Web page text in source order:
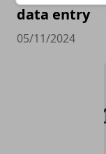
data entry
05/11/2024